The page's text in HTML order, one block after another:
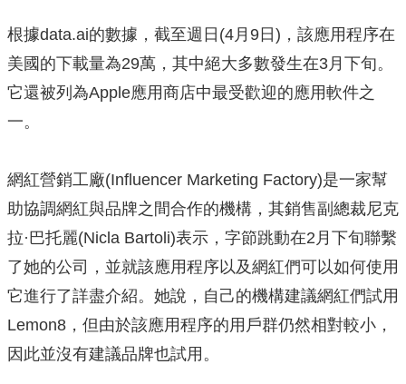
根據data.ai的數據，截至週日(4月9日)，該應用程序在
美國的下載量為29萬，其中絕大多數發生在3月下旬。
它還被列為Apple應用商店中最受歡迎的應用軟件之
一。
網紅營銷工廠(Influencer Marketing Factory)是一家幫
助協調網紅與品牌之間合作的機構，其銷售副總裁尼克
拉·巴托麗(Nicla Bartoli)表示，字節跳動在2月下旬聯繫
了她的公司，並就該應用程序以及網紅們可以如何使用
它進行了詳盡介紹。她說，自己的機構建議網紅們試用
Lemon8，但由於該應用程序的用戶群仍然相對較小，
因此並沒有建議品牌也試用。